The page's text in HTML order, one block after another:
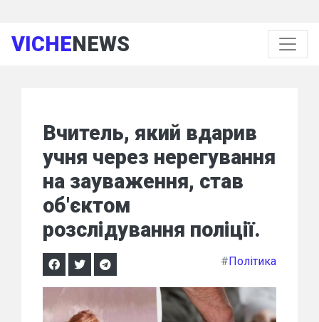
VICHENEWS
Вчитель, який вдарив
учня через нерегування
на зауваження, став
об'єктом
розслідування поліції.
#Політика